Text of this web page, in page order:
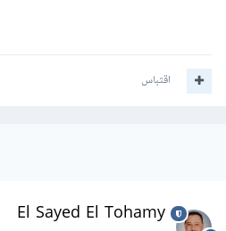
اقتباس
El Sayed El Tohamy